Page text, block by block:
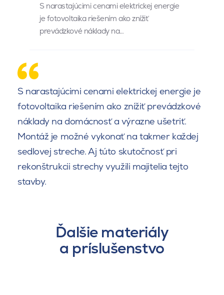
S narastajúcimi cenami elektrickej energie
je fotovoltaika riešením ako znížiť
prevádzkové náklady na…
S narastajúcimi cenami elektrickej energie je
fotovoltaika riešením ako znížiť prevádzkové
náklady na domácnosť a výrazne ušetriť.
Montáž je možné vykonať na takmer každej
sedlovej streche. Aj túto skutočnosť pri
rekonštrukcii strechy využili majitelia tejto
stavby.
Ďalšie materiály
a príslušenstvo